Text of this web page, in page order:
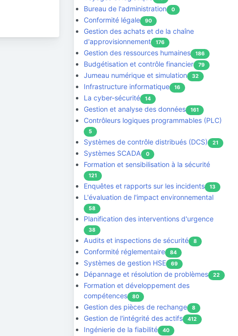
Bureau de l'administration 0
Conformité légale 90
Gestion des achats et de la chaîne
d'approvisionnement
176
Gestion des ressources humaines 186
Budgétisation et contrôle financier 79
Jumeau numérique et simulation 32
Infrastructure informatique 16
La cyber-sécurité 14
Gestion et analyse des données 161
Contrôleurs logiques programmables (PLC)
5
Systèmes de contrôle distribués (DCS) 21
Systèmes SCADA 0
Formation et sensibilisation à la sécurité
121
Enquêtes et rapports sur les incidents 13
L'évaluation de l'impact environnemental
58
Planification des interventions d'urgence
38
Audits et inspections de sécurité 8
Conformité réglementaire 84
Systèmes de gestion HSE 69
Dépannage et résolution de problèmes 22
Formation et développement des
compétences
80
Gestion des pièces de rechange 8
Gestion de l'intégrité des actifs 412
Ingénierie de la fiabilité 40